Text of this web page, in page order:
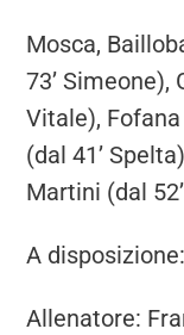
Mosca,
73’ Simeone),
Vitale), Fofana
(dal 41’
Martini (dal
A
Allenatore: